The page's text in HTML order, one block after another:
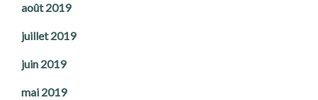
août 2019
juillet 2019
juin 2019
mai 2019